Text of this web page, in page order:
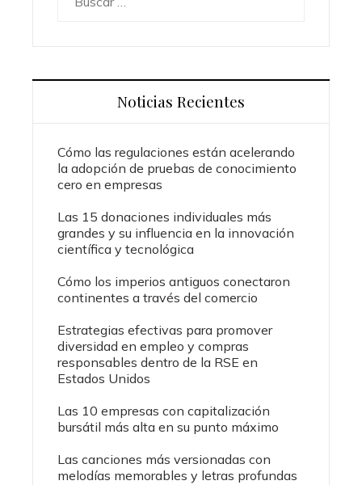
Noticias Recientes
Cómo las regulaciones están acelerando
la adopción de pruebas de conocimiento
cero en empresas
Las 15 donaciones individuales más
grandes y su influencia en la innovación
científica y tecnológica
Cómo los imperios antiguos conectaron
continentes a través del comercio
Estrategias efectivas para promover
diversidad en empleo y compras
responsables dentro de la RSE en
Estados Unidos
Las 10 empresas con capitalización
bursátil más alta en su punto máximo
Las canciones más versionadas con
melodías memorables y letras profundas